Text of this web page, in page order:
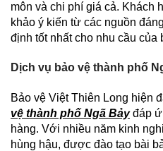
môn và chi phí giá cả. Khách
khảo ý kiến từ các nguồn
định tốt nhất cho nhu cầu của
Dịch vụ bảo vệ thành phố
Bảo vệ Việt Thiên Long hiện
vệ thành phố Ngã Bảyđáp
hàng. Với nhiều năm kinh
hùng hậu, được đào tạo bài